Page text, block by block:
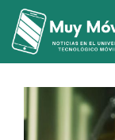
Saltar
contenido